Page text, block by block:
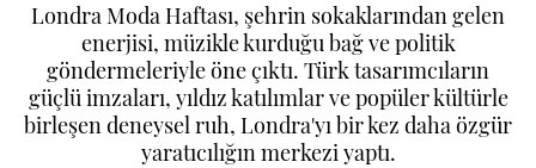
Londra Moda Haftası, şehrin sokaklarından gelen
enerjisi, müzikle kurduğu bağ ve politik
göndermeleriyle öne çıktı. Türk tasarımcıların
güçlü imzaları, yıldız katılımlar ve popüler kültürle
birleşen deneysel ruh, Londra'yı bir kez daha özgür
yaratıcılığın merkezi yaptı.